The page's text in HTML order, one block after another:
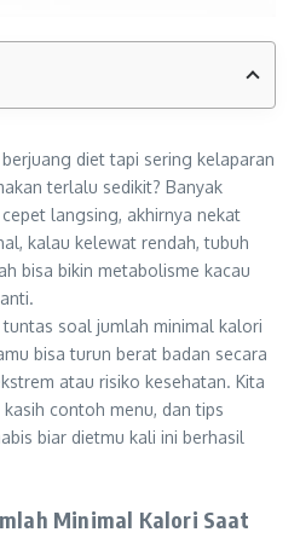
diet tapi sering kelaparan
terlalu sedikit? Banyak
langsing, akhirnya nekat
kalau kelewat rendah, tubuh
bisa bikin metabolisme kacau
soal jumlah minimal kalori
bisa turun berat badan secara
atau risiko kesehatan. Kita
contoh menu, dan tips
biar dietmu kali ini berhasil
Minimal Kalori Saat